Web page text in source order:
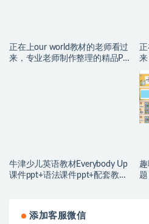
正在上our world教材的老师看过
来，专业老师制作整理的精品PPT
来
牛津少儿英语教材Everybody Up
课件ppt+语法课件ppt+配套教学
题
添加客服微信